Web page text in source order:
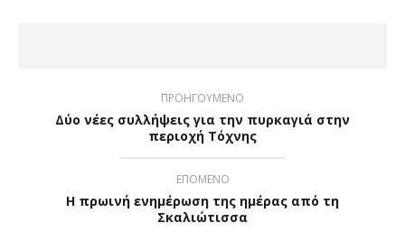
ΠΡΟΗΓΟΥΜΕΝΟ
Δύο νέες συλλήψεις για την πυρκαγιά στην
περιοχή Τόχνης
ΕΠΟΜΕΝΟ
Η πρωινή ενημέρωση της ημέρας από τη
Σκαλιώτισσα